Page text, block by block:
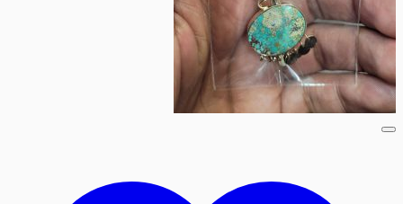
ممکن
است
در
صفحه
محصول
انتخاب
شوند